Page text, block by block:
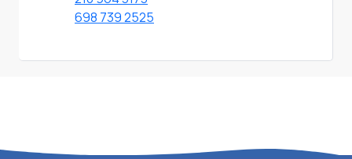
698 739 2525